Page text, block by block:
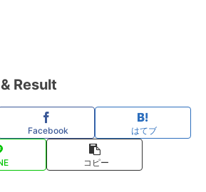
Result
Facebook はてブ
コピー